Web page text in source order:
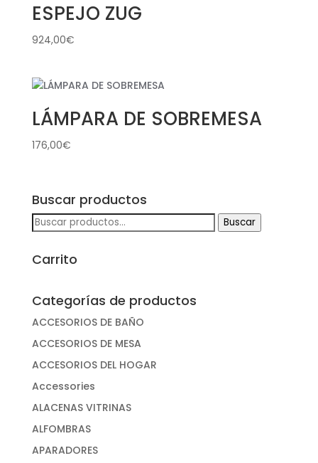
ESPEJO ZUG
924,00€
LÁMPARA DE SOBREMESA
176,00€
Buscar productos
Buscar
por:
Buscar
Carrito
Categorías de productos
ACCESORIOS DE BAÑO
ACCESORIOS DE MESA
ACCESORIOS DEL HOGAR
Accessories
ALACENAS VITRINAS
ALFOMBRAS
APARADORES